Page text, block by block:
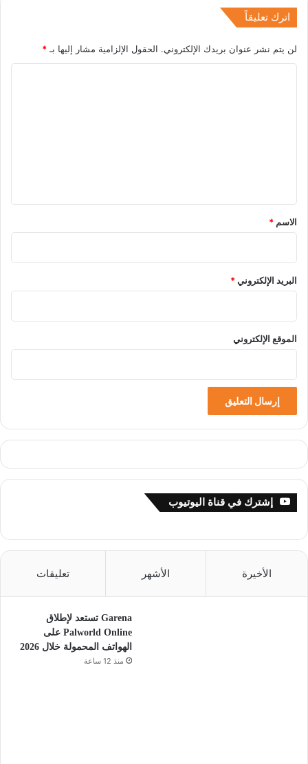
اترك تعليقاً
لن يتم نشر عنوان بريدك الإلكتروني. الحقول الإلزامية مشار إليها بـ*
*
الاسم *
البريد الإلكتروني*
الموقع الإلكتروني
إشترك في قناة اليوتيوب
الأخيرة الأشهر تعليقات
Garena تستعد لإطلاق
Palworld Online على
الهواتف المحمولة خلال 2026
منذ 12 ساعة